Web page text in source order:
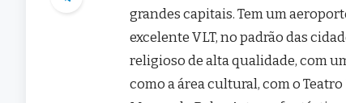
grandes capitais. Tem um
excelente VLT, no padrão das
religioso de alta qualidade, com
como a área cultural, com o